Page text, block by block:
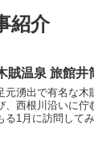
紹介
賊温泉 旅館井
元湧出で有名な木
、西根川沿いに佇
る1月に訪問して